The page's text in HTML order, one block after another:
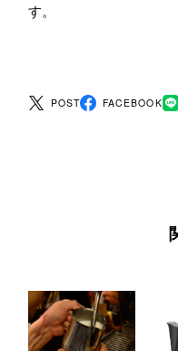
す。
POST FACEBOOK